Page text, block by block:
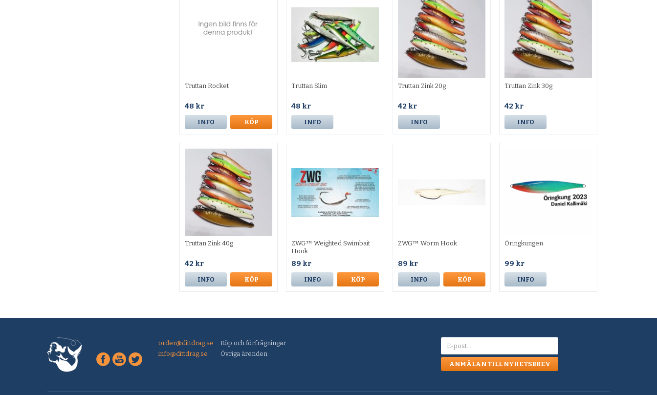
Truttan Rocket
48 kr
INFO KÖP
Truttan Slim
48 kr
INFO
Truttan Zink 20g
42 kr
INFO
Truttan Zink 30g
42 kr
INFO
Truttan Zink 40g
42 kr
INFO KÖP
ZWG™ Weighted Swimbait
Hook
89 kr
INFO KÖP
ZWG™ Worm Hook
89 kr
INFO KÖP
Öringkungen
99 kr
INFO
order@dittdrag.se
Köp och förfrågningar
info@dittdrag.se
Övriga ärenden
ANMÄLAN TILL NYHETSBREV